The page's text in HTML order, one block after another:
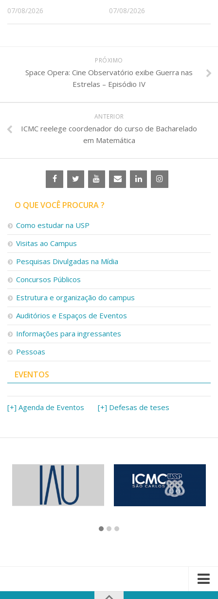
07/08/2026 07/08/2026
PRÓXIMO
Space Opera: Cine Observatório exibe Guerra nas
Estrelas – Episódio IV
ANTERIOR
ICMC reelege coordenador do curso de Bacharelado
em Matemática
O QUE VOCÊ PROCURA ?
Como estudar na USP
Visitas ao Campus
Pesquisas Divulgadas na Mídia
Concursos Públicos
Estrutura e organização do campus
Auditórios e Espaços de Eventos
Informações para ingressantes
Pessoas
EVENTOS
[+] Agenda de Eventos [+] Defesas de teses